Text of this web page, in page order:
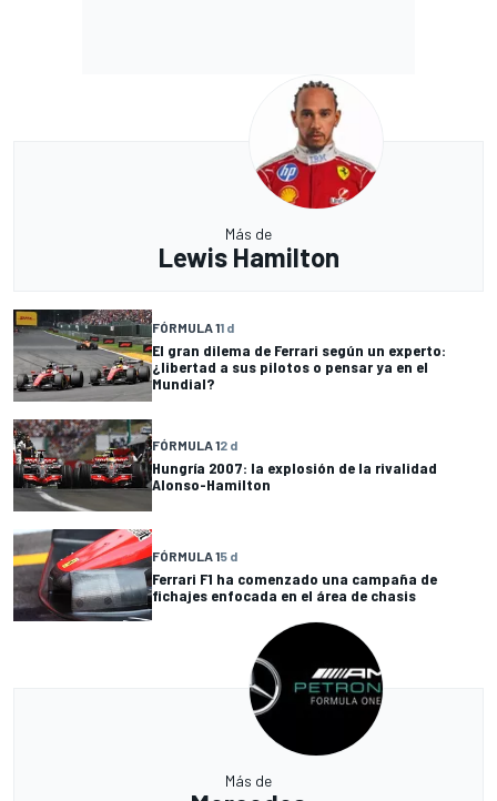
Más de
Lewis Hamilton
FÓRMULA 11 d
El gran dilema de Ferrari según un experto:
¿libertad a sus pilotos o pensar ya en el
Mundial?
FÓRMULA 12 d
Hungría 2007: la explosión de la rivalidad
Alonso-Hamilton
FÓRMULA 15 d
Ferrari F1 ha comenzado una campaña de
fichajes enfocada en el área de chasis
Más de